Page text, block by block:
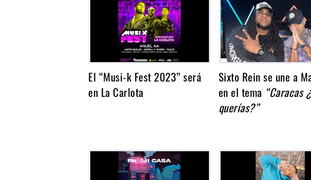
El “Musi-k Fest 2023” será
en La Carlota
Sixto Rein se une a
en el tema “Caracas
querías?”